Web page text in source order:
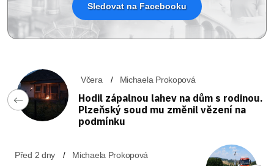
Sledovat na Facebooku
Včera Michaela Prokopová
Hodil zápalnou lahev na dům s rodinou.
Plzeňský soud mu změnil vězení na
podmínku
Před 2 dny Michaela Prokopová